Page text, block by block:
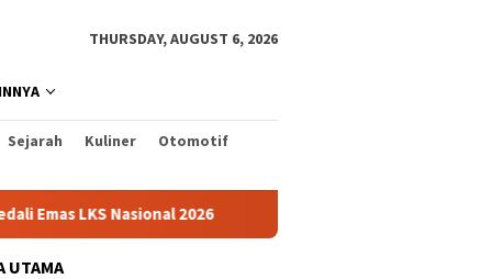
THURSDAY, AUGUST 6, 2026
Sejarah Kuliner Otomotif
2026 Cabai Jadi Fokus Pembuatan Video AKU
UTAMA